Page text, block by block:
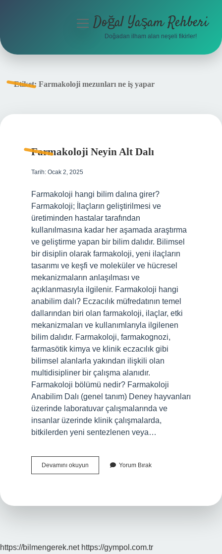
menüyüDoğal Yaşam Rehberi
Doğadan ilham alan neşeli fikirler!
Etiket: Farmakoloji mezunları ne iş yapar
Farmakoloji Neyin Alt Dalı
Tarih: Ocak 2, 2025
Farmakoloji hangi bilim dalına girer?
Farmakoloji; İlaçların geliştirilmesi ve
üretiminden hastalar tarafından
kullanılmasına kadar her aşamada araştırma
ve geliştirme yapan bir bilim dalıdır. Bilimsel
bir disiplin olarak farmakoloji, yeni ilaçların
tasarımı ve keşfi ve moleküler ve hücresel
mekanizmaların anlaşılması ve
açıklanmasıyla ilgilenir. Farmakoloji hangi
anabilim dalı? Eczacılık müfredatının temel
dallarından biri olan farmakoloji, ilaçlar, etki
mekanizmaları ve kullanımlarıyla ilgilenen
bilim dalıdır. Farmakoloji, farmakognozi,
farmasötik kimya ve klinik eczacılık gibi
bilimsel alanlarla yakından ilişkili olan
multidisipliner bir çalışma alanıdır.
Farmakoloji bölümü nedir? Farmakoloji
Anabilim Dalı (genel tanım) Deney hayvanları
üzerinde laboratuvar çalışmalarında ve
insanlar üzerinde klinik çalışmalarda,
bitkilerden yeni sentezlenen veya…
Devamını okuyun Farmakoloji
Neyin
Yorum Bırak
https://bilmengerek.net https://gympol.com.tr